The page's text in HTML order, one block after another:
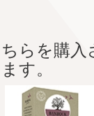
らを購
す。